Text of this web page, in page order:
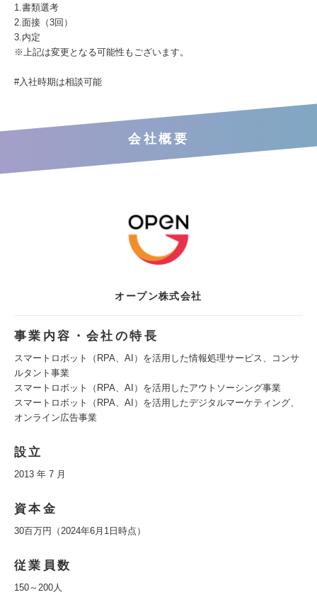
1.書類選考
2.面接（3回）
3.内定
※上記は変更となる可能性もございます。
#入社時期は相談可能
会社概要
オープン株式会社
事業内容・会社の特長
スマートロボット（RPA、AI）を活用した情報処理サービス、コンサ
ルタント事業
スマートロボット（RPA、AI）を活用したアウトソーシング事業
スマートロボット（RPA、AI）を活用したデジタルマーケティング、
オンライン広告事業
設立
2013 年 7 月
資本金
30百万円（2024年6月1日時点）
従業員数
150～200人